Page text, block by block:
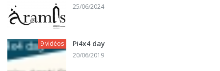
25/06/2024
9 vidéos Pi4x4 day
20/06/2019